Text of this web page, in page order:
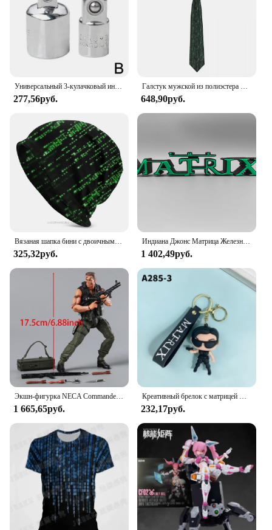
Универсальный 3-кулачковый инструмент для снятия масляного фильтра, автомобильный интерфейс масляного фильтра, масляный инструмент, специальные инструменты, инструменты для фильтров, гаечный ключ для ремонта, удаление R5G0
277,56руб.
Галстук мужской из полиэстера «Матрица троица», 8 см
648,90руб.
Вязаная шапка бини с двоичным кодом шапки для мужчин женщин мужчин Матрица Нео Андерсон морфеус фильм шапочки Лыжные шапки хлопковая шапка головные уборы
325,32руб.
Индиана Джонс Матрица Железный человек обратно в будущее 3D печать логотипа пленка стоячая фирменная табличка украшение
1 402,49руб.
Экшн-фигурка NECA Commander o на 30-летие, Джон Матрикс, Коллекционная модель, игрушка, подарок, кукла, фигурка
1 665,65руб.
Креативный брелок с матрицей фильма, крутой хакер, нео-танк, брелок для ключей для мальчиков и девочек, сумка, подвеска, автомобильный брелок, оптовая продажа
232,17руб.